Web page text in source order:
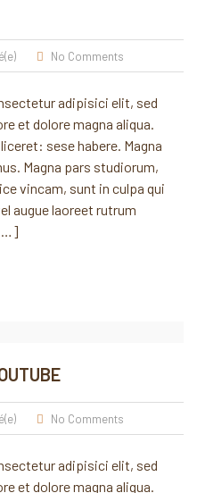
No Comments
adipisici elit, sed
et dolore magna aliqua.
sese habere. Magna
Magna pars studiorum,
vincam, sunt in culpa qui
augue laoreet rutrum
No Comments
adipisici elit, sed
et dolore magna aliqua.